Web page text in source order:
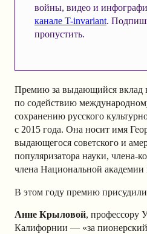
войны, видео и
канале T-invariant.
пропустить.
Премию за выдающийся вклад
по содействию
сохранению русского
с 2015 года. Она носит имя
выдающегося советского и
популяризатора науки,
члена Национальной
В этом году премию
Анне Крыловой, профессору
Калифорнии — «за пионерский